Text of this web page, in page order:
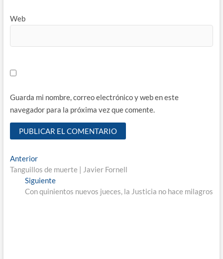
Web
Guarda mi nombre, correo electrónico y web en este
navegador para la próxima vez que comente.
Navegación
de
entradas
AnteriorEntrada
anterior:
Tanguillos de muerte | Javier Fornell
SiguienteEntrada
siguiente:
Con quinientos nuevos jueces, la Justicia no hace milagros